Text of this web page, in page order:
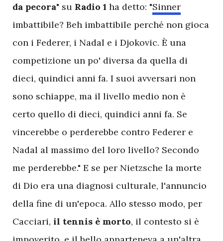
da pecora" su Radio 1 ha detto: "Sinner
imbattibile? Beh imbattibile perché non gioca
con i Federer, i Nadal e i Djokovic. È una
competizione un po' diversa da quella di
dieci, quindici anni fa. I suoi avversari non
sono schiappe, ma il livello medio non è
certo quello di dieci, quindici anni fa. Se
vincerebbe o perderebbe contro Federer e
Nadal al massimo del loro livello? Secondo
me perderebbe." E se per Nietzsche la morte
di Dio era una diagnosi culturale, l'annuncio
della fine di un'epoca. Allo stesso modo, per
Cacciari, il tennis è morto, il contesto si è